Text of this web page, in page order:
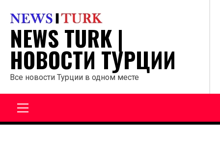
содержанию
NEWS TURK |
НОВОСТИ ТУРЦИИ
Все новости Турции в одном месте